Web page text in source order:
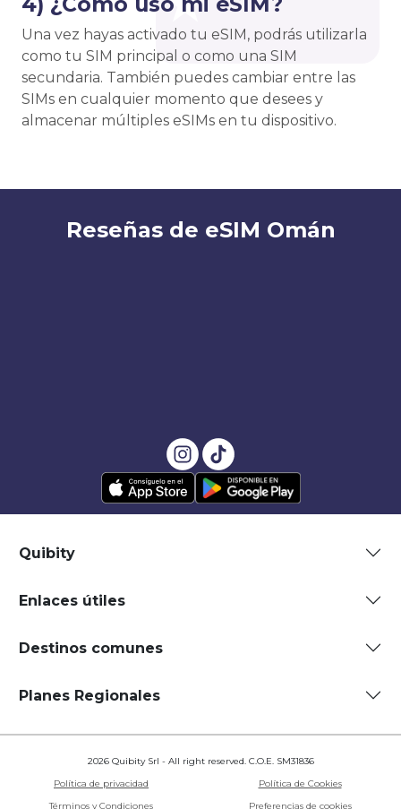
Una vez hayas activado tu eSIM, podrás utilizarla
como tu SIM principal o como una SIM
secundaria. También puedes cambiar entre las
SIMs en cualquier momento que desees y
almacenar múltiples eSIMs en tu dispositivo.
Reseñas de eSIM Omán
Quibity
Enlaces útiles
Destinos comunes
Planes Regionales
2026 Quibity Srl - All right reserved. C.O.E. SM31836
Política de privacidad
Política de Cookies
Términos y Condiciones
Preferencias de cookies